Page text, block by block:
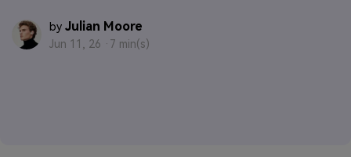
by Julian Moore
Jun 11, 26 · 7 min(s)